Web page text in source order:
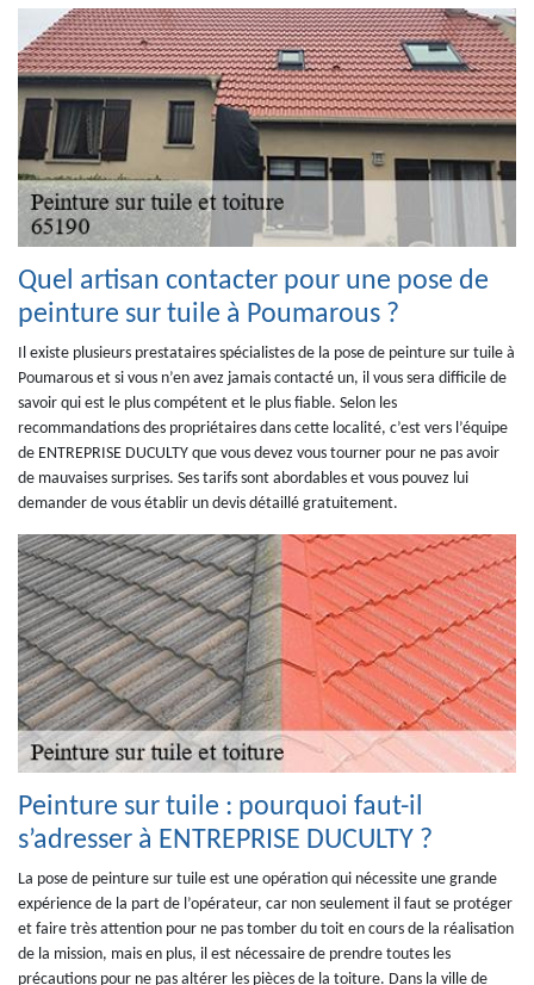
Quel artisan contacter pour une pose de
peinture sur tuile à Poumarous ?
Il existe plusieurs prestataires spécialistes de la pose de peinture sur tuile à
Poumarous et si vous n’en avez jamais contacté un, il vous sera difficile de
savoir qui est le plus compétent et le plus fiable. Selon les
recommandations des propriétaires dans cette localité, c’est vers l’équipe
de ENTREPRISE DUCULTY que vous devez vous tourner pour ne pas avoir
de mauvaises surprises. Ses tarifs sont abordables et vous pouvez lui
demander de vous établir un devis détaillé gratuitement.
Peinture sur tuile : pourquoi faut-il
s’adresser à ENTREPRISE DUCULTY ?
La pose de peinture sur tuile est une opération qui nécessite une grande
expérience de la part de l’opérateur, car non seulement il faut se protéger
et faire très attention pour ne pas tomber du toit en cours de la réalisation
de la mission, mais en plus, il est nécessaire de prendre toutes les
précautions pour ne pas altérer les pièces de la toiture. Dans la ville de